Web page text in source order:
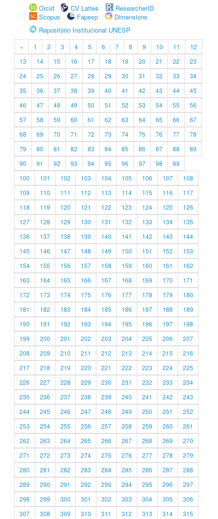
Orcid
CV Lattes
ResearcherID
Scopus
Fapesp
Dimensions
Repositório Institucional UNESP
« 1 2 3 4 5 6 7 8 9 10 11
12
13
14 15 16 17 18 19 20 21 22
23
24
25 26 27 28 29 30 31 32 33
34
35
36 37 38 39 40 41 42 43 44
45
46
47 48 49 50 51 52 53 54 55
56
57
58 59 60 61 62 63 64 65 66
67
68
69 70 71 72 73 74 75 76 77
78
79
80 81 82 83 84 85 86 87 88
89
90
91 92 93 94 95 96 97 98
99
100
101 102 103 104 105 106 107
108
109
110 111 112 113 114 115 116
117
118
119 120 121 122 123 124 125
126
127
128 129 130 131 132 133 134
135
136
137 138 139 140 141 142 143
144
145
146 147 148 149 150 151 152
153
154
155 156 157 158 159 160 161
162
163
164 165 166 167 168 169 170
171
172
173 174 175 176 177 178 179
180
181
182 183 184 185 186 187 188
189
190
191 192 193 194 195 196 197
198
199
200 201 202 203 204 205 206
207
208
209 210 211 212 213 214 215
216
217
218 219 220 221 222 223 224
225
226
227 228 229 230 231 232 233
234
235
236 237 238 239 240 241 242
243
244
245 246 247 248 249 250 251
252
253
254 255 256 257 258 259 260
261
262
263 264 265 266 267 268 269
270
271
272 273 274 275 276 277 278
279
280
281 282 283 284 285 286 287
288
289
290 291 292 293 294 295 296
297
298
299 300 301 302 303 304 305
306
307
308 309 310 311 312 313 314 315